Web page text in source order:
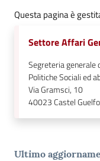
Questa pagina è
Settore Affari
Segreteria generale
Politiche Sociali ed
Via Gramsci, 10
40023Castel
Ultimo